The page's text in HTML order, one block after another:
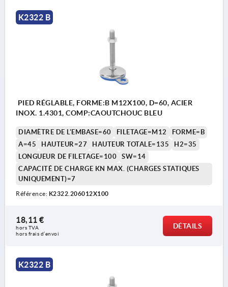
K2322 B
PIED RÉGLABLE, FORME:B M12X100, D=60, ACIER
INOX. 1.4301, COMP:CAOUTCHOUC BLEU
DIAMÈTRE DE L'EMBASE=60 FILETAGE=M12
FORME=B
A=45
HAUTEUR=27 HAUTEUR TOTALE=135
H2=35
LONGUEUR DE FILETAGE=100
SW=14
CAPACITÉ DE CHARGE KN MAX. (CHARGES STATIQUES
UNIQUEMENT)=7
Référence: K2322.206012X100
18,11 €
hors TVA
hors frais d’envoi
DÉTAILS
K2322 B